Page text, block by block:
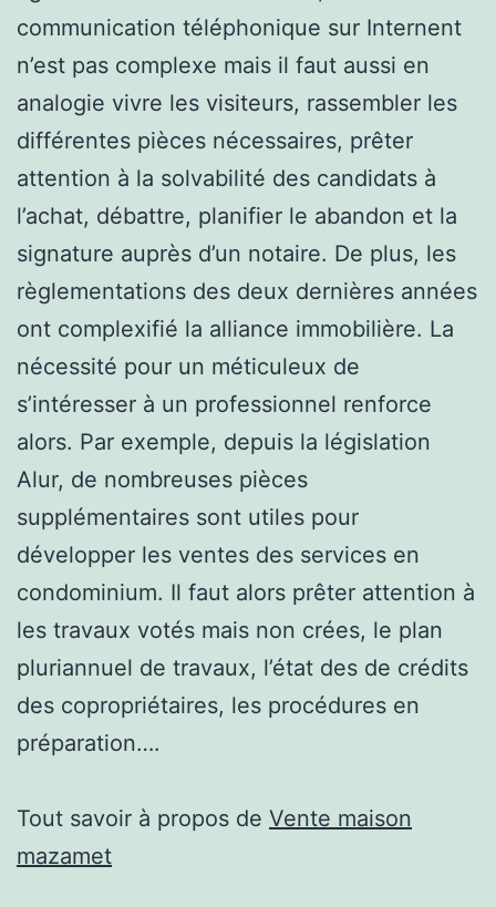
communication téléphonique sur Internent
n’est pas complexe mais il faut aussi en
analogie vivre les visiteurs, rassembler les
différentes pièces nécessaires, prêter
attention à la solvabilité des candidats à
l’achat, débattre, planifier le abandon et la
signature auprès d’un notaire. De plus, les
règlementations des deux dernières années
ont complexifié la alliance immobilière. La
nécessité pour un méticuleux de
s’intéresser à un professionnel renforce
alors. Par exemple, depuis la législation
Alur, de nombreuses pièces
supplémentaires sont utiles pour
développer les ventes des services en
condominium. Il faut alors prêter attention à
les travaux votés mais non crées, le plan
pluriannuel de travaux, l’état des de crédits
des copropriétaires, les procédures en
préparation….
Tout savoir à propos de Vente maison
mazamet